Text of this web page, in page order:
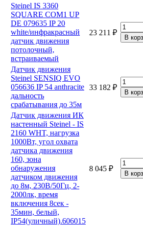
Steinel IS 3360
SQUARE COM1 UP
DE 079635 IP 20
white/инфракрасный
датчик движения
потолочный,
встраиваемый
23 211 ₽
Датчик движения
Steinel SENSIQ EVO
056636 IP 54 anthracite
дальность
срабатывания до 35м
33 182 ₽
Датчик движения ИК
настенный Steinel - IS
2160 WHT, нагрузка
1000Вт, угол охвата
датчика движения
160, зона
обнаружения
датчиком движения
до 8м, 230В/50Гц, 2-
2000лк, время
включения 8сек -
35мин, белый,
IP54(уличный).606015
8 045 ₽